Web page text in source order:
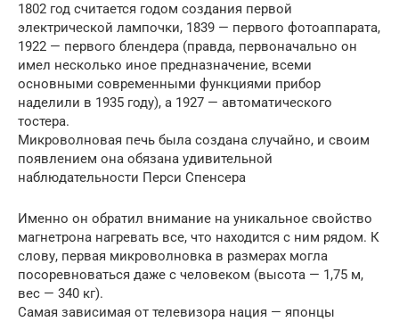
1802 год считается годом создания первой
электрической лампочки, 1839 — первого фотоаппарата,
1922 — первого блендера (правда, первоначально он
имел несколько иное предназначение, всеми
основными современными функциями прибор
наделили в 1935 году), а 1927 — автоматического
тостера.
Микроволновая печь была создана случайно, и своим
появлением она обязана удивительной
наблюдательности Перси Спенсера
Именно он обратил внимание на уникальное свойство
магнетрона нагревать все, что находится с ним рядом. К
слову, первая микроволновка в размерах могла
посоревноваться даже с человеком (высота — 1,75 м,
вес — 340 кг).
Самая зависимая от телевизора нация — японцы